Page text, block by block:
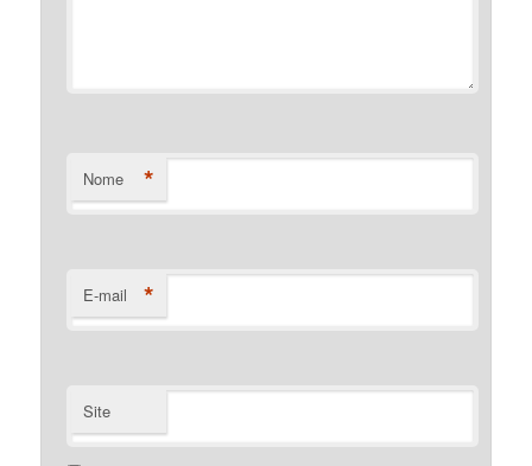
Nome *
E-mail *
Site